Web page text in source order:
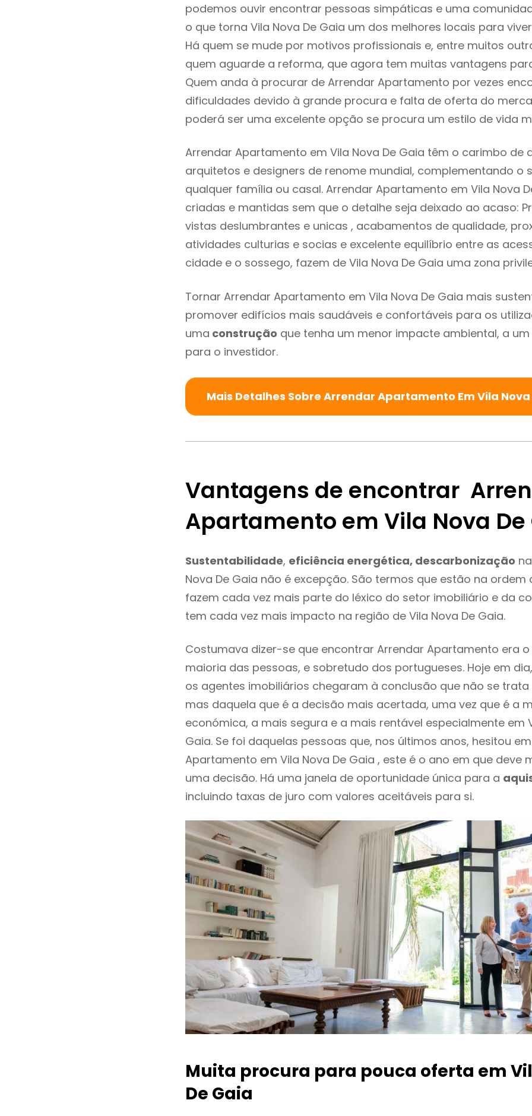
podemos ouvir encontrar pessoas simpáticas e uma
o que torna Vila Nova De Gaia um dos melhores locais para
Há quem se mude por motivos profissionais e, entre muitos
quem aguarde a reforma, que agora tem muitas vantagens
Quem anda à procurar de Arrendar Apartamento por vezes
dificuldades devido à grande procura e falta de oferta do
poderá ser uma excelente opção se procura um estilo de vida
Arrendar Apartamento em Vila Nova De Gaia têm o carimbo de
arquitetos e designers de renome mundial, complementando o
qualquer família ou casal. Arrendar Apartamento em Vila Nova
criadas e mantidas sem que o detalhe seja deixado ao acaso:
vistas deslumbrantes e unicas , acabamentos de qualidade,
atividades culturias e socias e excelente equilíbrio entre as
cidade e o sossego, fazem de Vila Nova De Gaia uma zona
Tornar Arrendar Apartamento em Vila Nova De Gaia mais
promover edifícios mais saudáveis e confortáveis para os
uma construção que tenha um menor impacte ambiental, a
para o investidor.
Mais Detalhes Sobre Arrendar Apartamento Em Vila
Vantagens de encontrar
Apartamento em Vila Nova De
Sustentabilidade, eficiência energética, descarbonização
Nova De Gaia não é excepção. São termos que estão na ordem
fazem cada vez mais parte do léxico do setor imobiliário e da
tem cada vez mais impacto na região de Vila Nova De Gaia.
Costumava dizer-se que encontrar Arrendar Apartamento era
maioria das pessoas, e sobretudo dos portugueses. Hoje em
os agentes imobiliários chegaram à conclusão que não se
mas daquela que é a decisão mais acertada, uma vez que é a
económica, a mais segura e a mais rentável especialmente em
Gaia. Se foi daquelas pessoas que, nos últimos anos, hesitou
Apartamento em Vila Nova De Gaia , este é o ano em que deve
uma decisão. Há uma janela de oportunidade única para a
incluindo taxas de juro com valores aceitáveis para si.
Muita procura para pouca oferta em
De Gaia